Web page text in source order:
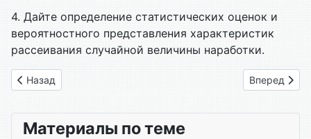
4. Дайте определение статистических оценок и
вероятностного представления характеристик
рассеивания случайной величины наработки.
Предыдущий: Глава 04. Уравнение связи показателей
Назад Следующий:
Вперед
Материалы по теме